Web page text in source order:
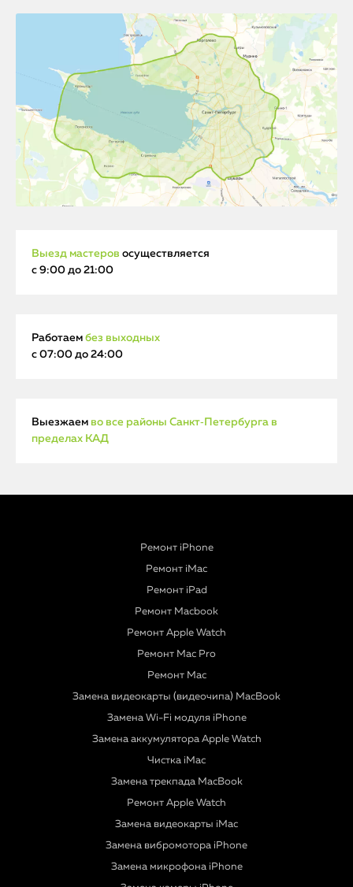
Выезд мастеров осуществляется
с 9:00 до 21:00
Работаем без выходных
с 07:00 до 24:00
Выезжаем во все районы Санкт‑Петербурга в
пределах КАД
Ремонт iPhone
Ремонт iMac
Ремонт iPad
Ремонт Macbook
Ремонт Apple Watch
Ремонт Mac Pro
Ремонт Mac
Замена видеокарты (видеочипа) MacBook
Замена Wi-Fi модуля iPhone
Замена аккумулятора Apple Watch
Чистка iMac
Замена трекпада MacBook
Ремонт Apple Watch
Замена видеокарты iMac
Замена вибромотора iPhone
Замена микрофона iPhone